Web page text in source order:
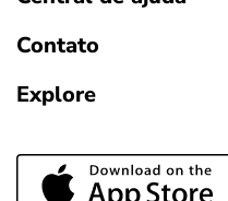
Contato
Explore